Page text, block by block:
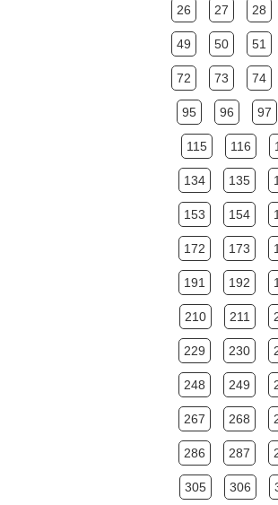
26 27 28
49 50 51
72 73 74
95 96 97
115 116
134 135
153 154
172 173
191 192
210 211
229 230
248 249
267 268
286 287
305 306